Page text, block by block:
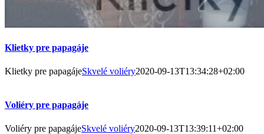
Klietky pre papagáje
Klietky pre papagájeSkvelé voliéry2020-09-13T13:34:28+02:00
Voliéry pre papagáje
Voliéry pre papagájeSkvelé voliéry2020-09-13T13:39:11+02:00